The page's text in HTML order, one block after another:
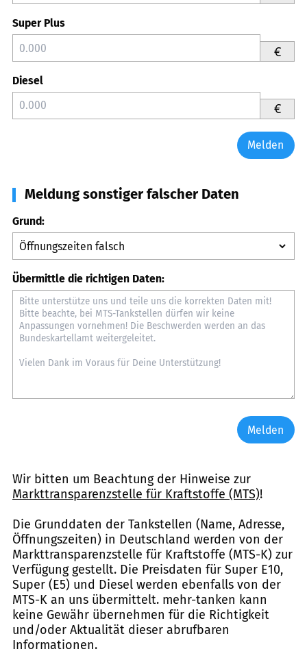
Super Plus
€
Diesel
€
Melden
Meldung sonstiger falscher Daten
Grund:
Übermittle die richtigen Daten:
Melden
Wir bitten um Beachtung der Hinweise zur
Markttransparenzstelle für Kraftstoffe (MTS)!
Die Grunddaten der Tankstellen (Name, Adresse,
Öffnungszeiten) in Deutschland werden von der
Markttransparenzstelle für Kraftstoffe (MTS-K) zur
Verfügung gestellt. Die Preisdaten für Super E10,
Super (E5) und Diesel werden ebenfalls von der
MTS-K an uns übermittelt. mehr-tanken kann
keine Gewähr übernehmen für die Richtigkeit
und/oder Aktualität dieser abrufbaren
Informationen.